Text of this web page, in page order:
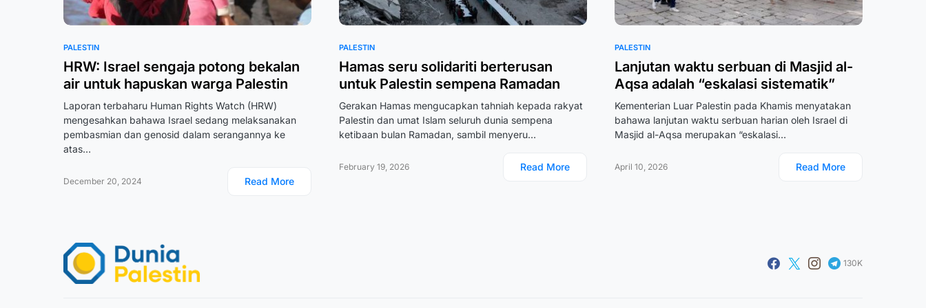
PALESTIN
HRW: Israel sengaja potong bekalan
air untuk hapuskan warga Palestin
Laporan terbaharu Human Rights Watch (HRW)
mengesahkan bahawa Israel sedang melaksanakan
pembasmian dan genosid dalam serangannya ke
atas…
December 20, 2024 Read More
PALESTIN
Hamas seru solidariti berterusan
untuk Palestin sempena Ramadan
Gerakan Hamas mengucapkan tahniah kepada rakyat
Palestin dan umat Islam seluruh dunia sempena
ketibaan bulan Ramadan, sambil menyeru…
February 19, 2026 Read More
PALESTIN
Lanjutan waktu serbuan di Masjid al-
Aqsa adalah “eskalasi sistematik”
Kementerian Luar Palestin pada Khamis menyatakan
bahawa lanjutan waktu serbuan harian oleh Israel di
Masjid al-Aqsa merupakan “eskalasi…
April 10, 2026 Read More
130K